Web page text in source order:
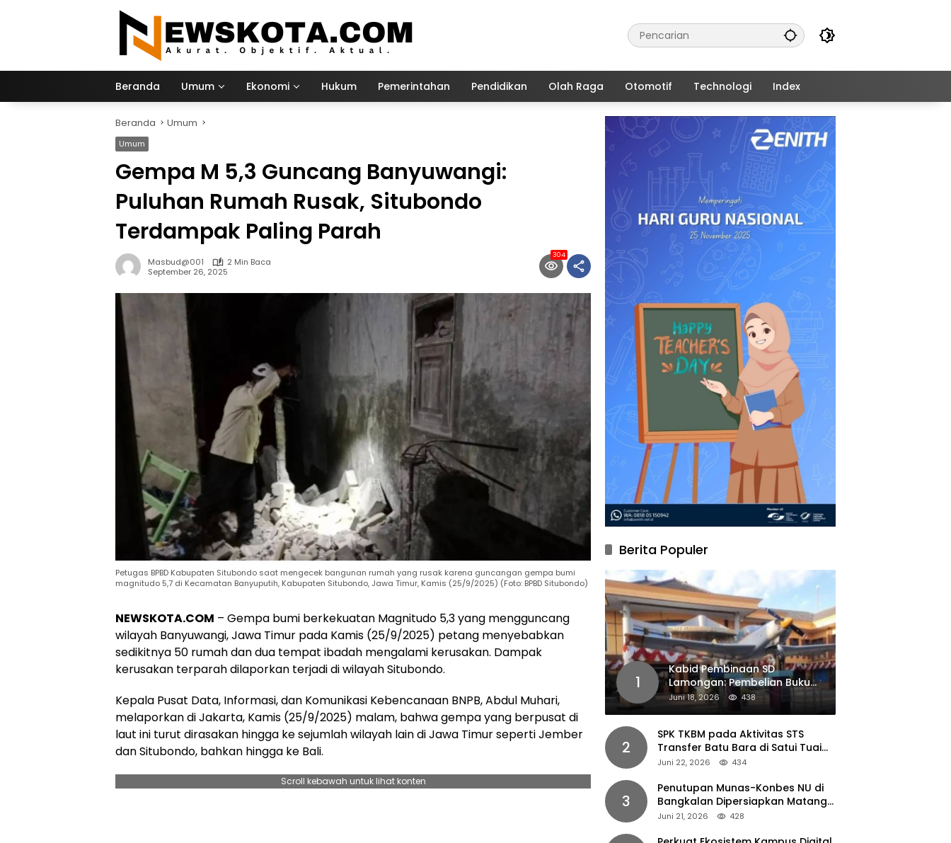
Beranda Umum Ekonomi Hukum Pemerintahan Pendidikan Olah Raga Otomotif Technologi Index
Beranda Umum
Umum
Gempa M 5,3 Guncang Banyuwangi:
Puluhan Rumah Rusak, Situbondo
Terdampak Paling Parah
Masbud@001
2 Min Baca
September 26, 2025
304
Petugas BPBD Kabupaten Situbondo saat mengecek bangunan rumah yang rusak karena guncangan gempa bumi
magnitudo 5,7 di Kecamatan Banyuputih, Kabupaten Situbondo, Jawa Timur, Kamis (25/9/2025) (Foto: BPBD Situbondo)
NEWSKOTA.COM – Gempa bumi berkekuatan Magnitudo 5,3 yang mengguncang
wilayah Banyuwangi, Jawa Timur pada Kamis (25/9/2025) petang menyebabkan
sedikitnya 50 rumah dan dua tempat ibadah mengalami kerusakan. Dampak
kerusakan terparah dilaporkan terjadi di wilayah Situbondo.
Kepala Pusat Data, Informasi, dan Komunikasi Kebencanaan BNPB, Abdul Muhari,
melaporkan di Jakarta, Kamis (25/9/2025) malam, bahwa gempa yang berpusat di
laut ini turut dirasakan hingga ke sejumlah wilayah lain di Jawa Timur seperti Jember
dan Situbondo, bahkan hingga ke Bali.
Scroll kebawah untuk lihat konten
Berita Populer
1
Kabid Pembinaan SD
Lamongan: Pembelian Buku
Pendamping Tidak Boleh
Dipaksakan
Juni 18, 2026 438
2
SPK TKBM pada Aktivitas STS
Transfer Batu Bara di Satui Tuai
Sorotan
Juni 22, 2026 434
3
Penutupan Munas-Konbes NU di
Bangkalan Dipersiapkan Matang,
Gus Ipul Turun Tangan
Juni 21, 2026 428